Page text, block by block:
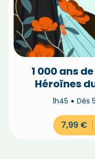
1 000 ans
Héroïnes
entier
1h45 Dès
7,99 €